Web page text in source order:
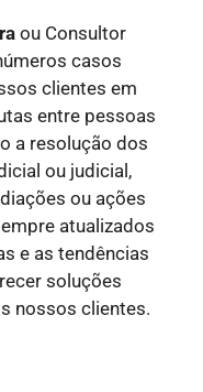
ou Consultor
casos
clientes em
entre pessoas
a resolução dos
ou judicial,
ou ações
atualizados
e as tendências
soluções
nossos clientes.